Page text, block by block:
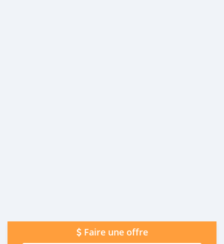
Faire une offre